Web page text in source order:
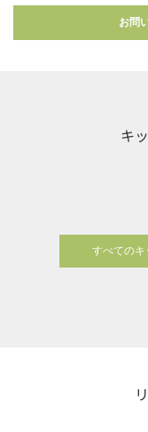
お問
キ
すべての